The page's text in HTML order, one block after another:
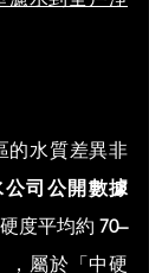
的水質差異非
司公開數據
度平均約 70–
，屬於「中硬